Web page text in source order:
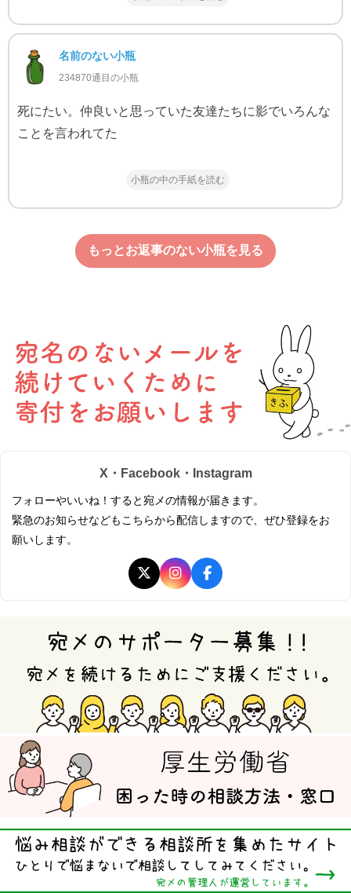
名前のない小瓶
234870通目の小瓶
死にたい。仲良いと思っていた友達たちに影でいろんな
ことを言われてた
小瓶の中の手紙を読む
もっとお返事のない小瓶を見る
X・Facebook・Instagram
フォローやいいね！すると宛メの情報が届きます。
緊急のお知らせなどもこちらから配信しますので、ぜひ登録をお
願いします。